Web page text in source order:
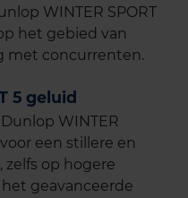
WINTER SPORT
het gebied van
met concurrenten.
5 geluid
WINTER
een stillere en
op hogere
geavanceerde